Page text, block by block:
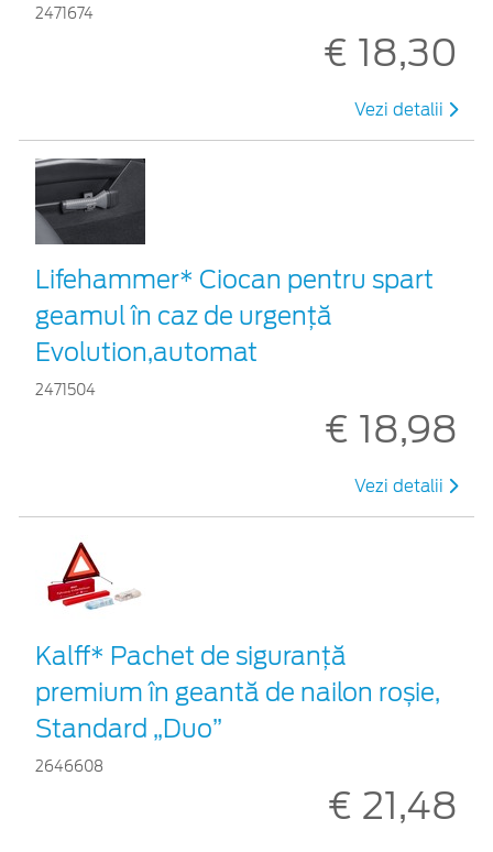
2471674
€ 18,30
Vezi detalii
Lifehammer* Ciocan pentru spart
geamul în caz de urgenţă
Evolution,automat
2471504
€ 18,98
Vezi detalii
Kalff* Pachet de siguranţă
premium în geantă de nailon roșie,
Standard „Duo”
2646608
€ 21,48